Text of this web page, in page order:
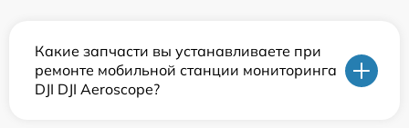
Какие запчасти вы устанавливаете при
ремонте мобильной станции мониторинга
DJI DJI Aeroscope?